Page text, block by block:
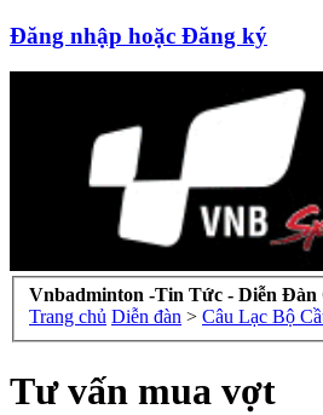
Đăng nhập hoặc Đăng ký
Vnbadminton -Tin Tức - Diễn Đàn
Trang chủ Diễn đàn > Câu Lạc Bộ
Tư vấn mua vợt